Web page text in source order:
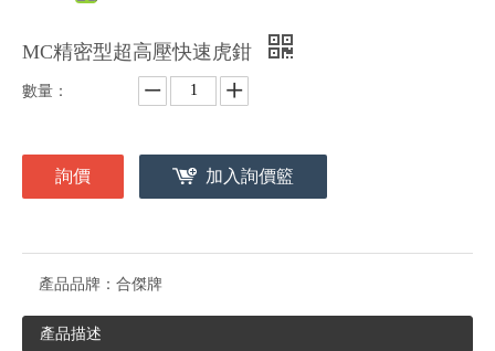
MC精密型超高壓快速虎鉗
數量：
詢價 加入詢價籃
產品品牌： 合傑牌
產品描述